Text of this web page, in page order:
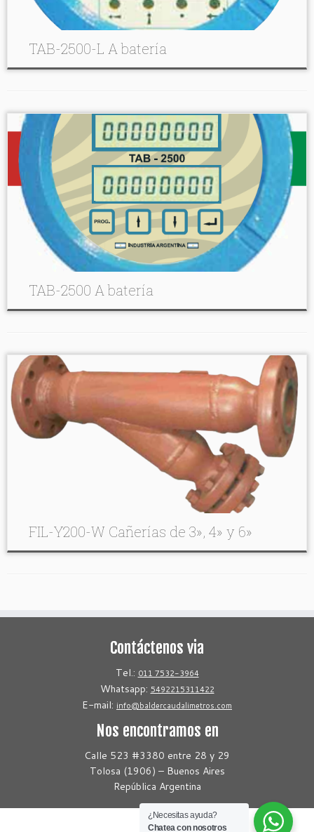
TAB-2500-L A batería
TAB-2500 A batería
FIL-Y200-W Cañerías de 3», 4» y 6»
Contáctenos via
Tel.: 011 7532-3964
Whatsapp: 5492215311422
E-mail: info@baldercaudalimetros.com
Nos encontramos en
Calle 523 #3380 entre 28 y 29
Tolosa (1906) – Buenos Aires
República Argentina
¿Necesitas ayuda?
Chatea con nosotros